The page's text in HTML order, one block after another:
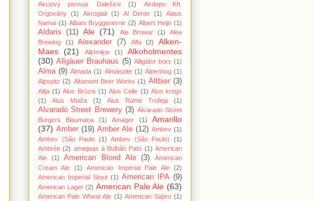
Akciový pivovar Dalešice
(1)
Akdepo Kft.
Orgovány (1) Akrogiali (1) Al Dente (1)
Alaus
Namai (1) Albani Bryggerierne (2) Albert Heijn (1)
Aldaris (11) Ale (71) Ale Browar (1)
Alea
Brewing
(1) Alexander (7) Alfa (2)
Alken-
Maes
(21) Alķīmiķis (1)
Alkoholmentes
(30) Allgäuer Brauhaus (5) Alligátor bors (1)
Alma (9) Almada (1) Almáspite (1) Alpenhog (1)
Alpspitz (2) Altamont Beer Works (1) Altbier (3)
Altja (1) Alus Brūzis (1) Alus Celle (1) Alus krogs
(1)
Alus Muiža (1) Alus Rūme Trofeja (1)
Alvarado Street Brewery (3) Alvarado Street
Burgers Blaumaņa
(1) Amager (1)
Amarillo
(37) Amber (19) Amber Ale (12) Ambev (1)
Ambev (São Paulo (1) Ambev (São Paulo)
(1)
Ambrée (2) ameijoas à Bulhão Pato (1) American
Ale
(1) American Blond Ale (3)
American
Cream Ale
(1) American Imperial Pale Ale
(2)
American Imperial Stout (1) American IPA (9)
American Lager (2) American Pale Ale (63)
American Pale Wheat Ale (1) American Sabro (1)